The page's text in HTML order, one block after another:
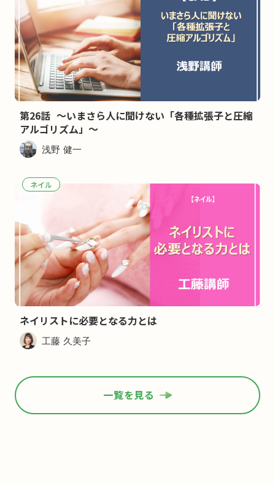
第26話 ～いまさら人に聞けない「各種拡張子と圧縮
アルゴリズム」～
浅野 健一
ネイリストに必要となる力とは
工藤 久美子
ネイル
一覧を見る